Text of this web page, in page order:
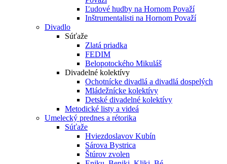
Ľudové hudby na Hornom Považí
Inštrumentalisti na Hornom Považí
Divadlo
Súťaže
Zlatá priadka
FEDIM
Belopotockého Mikuláš
Divadelné kolektívy
Ochotnícke divadlá a divadlá dospelých
Mládežnícke kolektívy
Detské divadelné kolektívy
Metodické listy a videá
Umelecký prednes a rétorika
Súťaže
Hviezdoslavov Kubín
Sárova Bystrica
Štúrov zvolen